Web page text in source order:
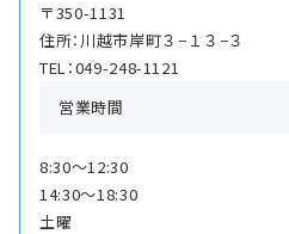
〒350-1131
住所：川越市岸町３−１３−３
TEL：049-248-1121
営業時間
8:30〜12:30
14:30〜18:30
土曜